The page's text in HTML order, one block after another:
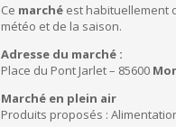
Ce marché est habituellement
météo et de la saison.
Adresse du marché :
Place du Pont Jarlet – 85600
Marché en plein air
Produits proposés :